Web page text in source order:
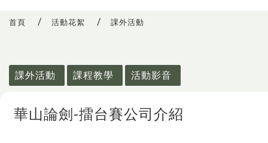
首頁 活動花絮 課外活動
課外活動
課程教學 活動影音
華山論劍-擂台賽公司介紹